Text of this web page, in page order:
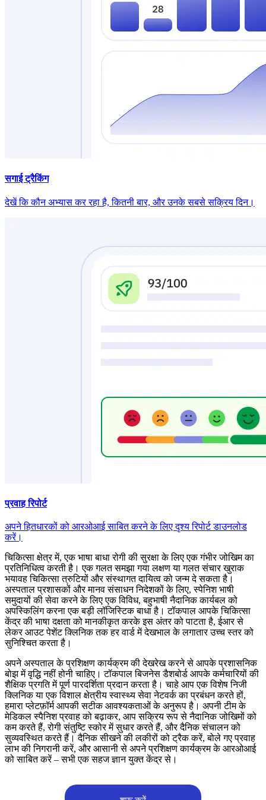
सगाई ट्रैकिंग
देखें कि कौन अभ्यास कर रहा है, कितनी बार, और उनके सबसे सक्रिय दिन।
प्रवाह रिपोर्ट
अपने हितधारकों को आरओआई साबित करने के लिए दृश्य रिपोर्ट डाउनलोड
करें।
चिकित्सा क्षेत्र में, एक भाषा बाधा रोगी की सुरक्षा के लिए एक गंभीर जोखिम का
प्रतिनिधित्व करती है। एक गलत समझा गया लक्षण या गलत संचार खुराक
भयावह चिकित्सा त्रुटियों और संस्थागत दायित्व को जन्म दे सकता है।
अस्पताल प्रशासकों और मानव संसाधन निदेशकों के लिए, स्पेनिश भाषी
समुदायों की सेवा करने के लिए एक विविध, बहुभाषी नैदानिक कार्यबल को
अपस्किलिंग करना एक बड़ी लॉजिस्टिक बाधा है। टॉकपाल आपके चिकित्सा
केंद्र की भाषा दक्षता को मानकीकृत करके इस अंतर को पाटता है, ईआर से
लेकर आउट पेशेंट क्लिनिक तक हर वार्ड में देखभाल के लगातार उच्च स्तर को
सुनिश्चित करता है।
अपने अस्पताल के प्रशिक्षण कार्यक्रम की देखरेख करने से आपके प्रशासनिक
बोझ में वृद्धि नहीं होनी चाहिए। टॉकपाल बिजनेस डैशबोर्ड आपके कर्मचारियों की
शैक्षिक प्रगति में पूर्ण पारदर्शिता प्रदान करता है। चाहे आप एक विशेष निजी
क्लिनिक या एक विशाल क्षेत्रीय स्वास्थ्य सेवा नेटवर्क का प्रबंधन करते हों,
हमारा प्लेटफ़ॉर्म आपकी सटीक आवश्यकताओं के अनुरूप है। अपनी टीम के
मेडिकल स्पैनिश प्रवाह को बढ़ाकर, आप सक्रिय रूप से नैदानिक जोखिमों को
कम करते हैं, रोगी संतुष्टि स्कोर में सुधार करते हैं, और दैनिक संचालन को
सुव्यवस्थित करते हैं। दैनिक सीखने की लकीरों को ट्रैक करें, बोले गए प्रवाह
लाभ की निगरानी करें, और आसानी से अपने प्रशिक्षण कार्यक्रम के आरओआई
को साबित करें – सभी एक सहज ज्ञान युक्त केंद्र से।